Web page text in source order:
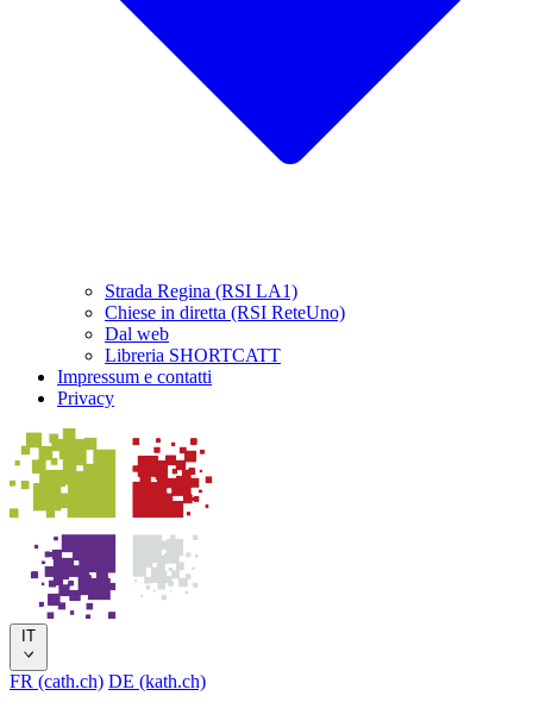
Strada Regina (RSI LA1)
Chiese in diretta (RSI ReteUno)
Dal web
Libreria SHORTCATT
Impressum e contatti
Privacy
IT
FR (cath.ch) DE (kath.ch)